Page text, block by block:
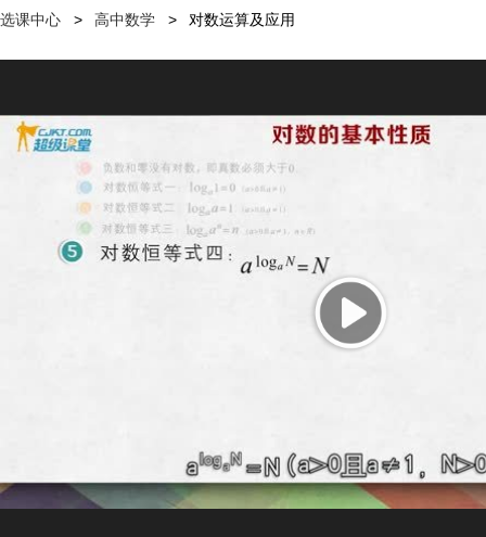
选课中心 高中数学 对数运算及应用